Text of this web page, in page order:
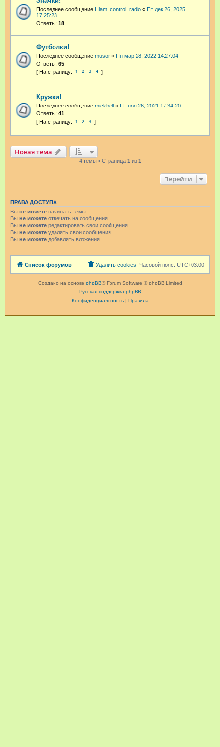
Последнее сообщение Hlam_control_radio « Пт дек 26, 2025
17:25:23
Ответы: 18
Футболки!
Последнее сообщение musor « Пн мар 28, 2022 14:27:04
Ответы: 65
1 2 3 4
Кружки!
Последнее сообщение mickbell « Пт ноя 26, 2021 17:34:20
Ответы: 41
1 2 3
Новая тема
4 темы • Страница 1 из 1
Перейти
ПРАВА ДОСТУПА
Вы не можете начинать темы
Вы не можете отвечать на сообщения
Вы не можете редактировать свои сообщения
Вы не можете удалять свои сообщения
Вы не можете добавлять вложения
Список форумов Часовой пояс: UTC+03:00
Удалить cookies
Создано на основе phpBB® Forum Software © phpBB Limited
Русская поддержка phpBB
Конфиденциальность| Правила